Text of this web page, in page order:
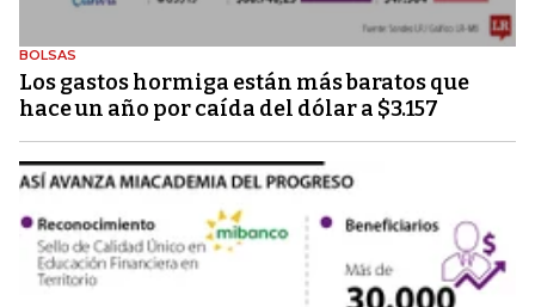
BOLSAS
Los gastos hormiga están más baratos que
hace un año por caída del dólar a $3.157